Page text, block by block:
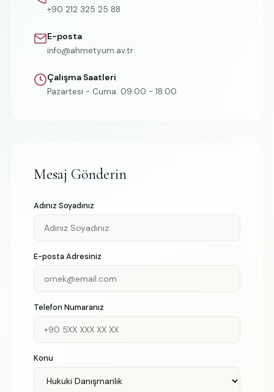
+90 212 325 25 88
E-posta
info@ahmetyum.av.tr
Çalışma Saatleri
Pazartesi - Cuma: 09:00 - 18:00
Mesaj Gönderin
Adınız Soyadınız
E-posta Adresiniz
Telefon Numaranız
Konu